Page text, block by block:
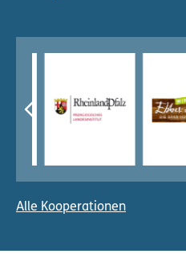
Alle Kooperationen